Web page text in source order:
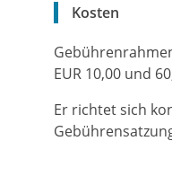
Kosten
EUR 10,00 und
Er richtet sich